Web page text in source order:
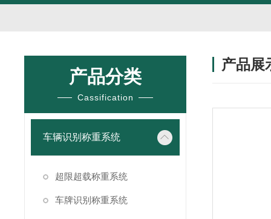
产品分类
Cassification
车辆识别称重系统
超限超载称重系统
车牌识别称重系统
产品展